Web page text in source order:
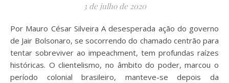
3 de julho de 2020
Por Mauro César Silveira A desesperada ação do governo
de Jair Bolsonaro, se socorrendo do chamado centrão para
tentar sobreviver ao impeachment, tem profundas raízes
históricas. O clientelismo, no âmbito do poder, marcou o
período colonial brasileiro, manteve-se depois da